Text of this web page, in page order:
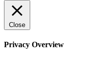
Close
Privacy Overview